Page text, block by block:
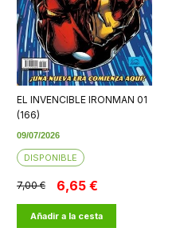
EL INVENCIBLE IRONMAN 01
(166)
09/07/2026
DISPONIBLE
7,00 € 6,65 €
Añadir a la cesta